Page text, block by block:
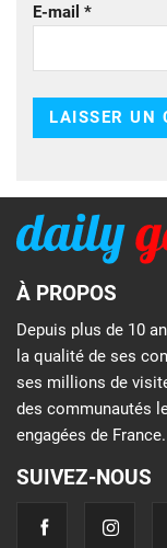
E-mail *
À PROPOS
Depuis plus de 10
la qualité de ses
ses millions de
des communautés
engagées de France.
SUIVEZ-NOUS